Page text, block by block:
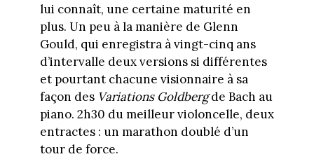
lui connaît, une certaine maturité en
plus. Un peu à la manière de Glenn
Gould, qui enregistra à vingt-cinq ans
d’intervalle deux versions si différentes
et pourtant chacune visionnaire à sa
façon des Variations Goldbergde Bach au
piano. 2h30 du meilleur violoncelle, deux
entractes : un marathon doublé d’un
tour de force.